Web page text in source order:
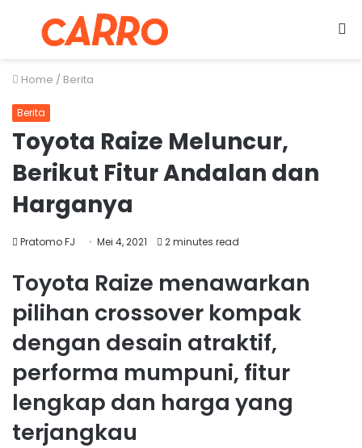
Menu
Home / Berita
Berita
Toyota Raize Meluncur,
Berikut Fitur Andalan dan
Harganya
Pratomo FJ Mei 4, 2021 2 minutes read
Toyota Raize menawarkan
pilihan crossover kompak
dengan desain atraktif,
performa mumpuni, fitur
lengkap dan harga yang
terjangkau